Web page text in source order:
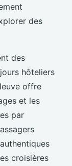
des
des
hôteliers
offre
et les
par
croisières